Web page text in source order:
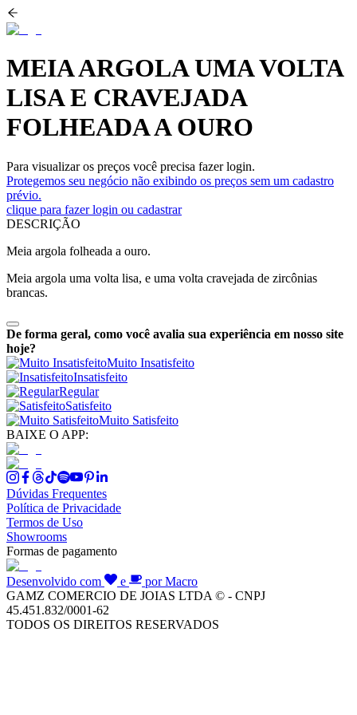
MEIA ARGOLA UMA VOLTA
LISA E CRAVEJADA
FOLHEADA A OURO
Para visualizar os preços você precisa fazer login.
Protegemos seu negócio não exibindo os preços sem um cadastro
prévio.
clique para fazer login ou cadastrar
DESCRIÇÃO
Meia argola folheada a ouro.
Meia argola uma volta lisa, e uma volta cravejada de zircônias
brancas.
De forma geral, como você avalia sua experiência em nosso site
hoje?
Muito Insatisfeito
Insatisfeito
Regular
Satisfeito
Muito Satisfeito
BAIXE O APP:
Dúvidas Frequentes
Política de Privacidade
Termos de Uso
Showrooms
Formas de pagamento
Desenvolvido com e
por Macro
GAMZ COMERCIO DE JOIAS LTDA © - CNPJ
45.451.832/0001-62
TODOS OS DIREITOS RESERVADOS